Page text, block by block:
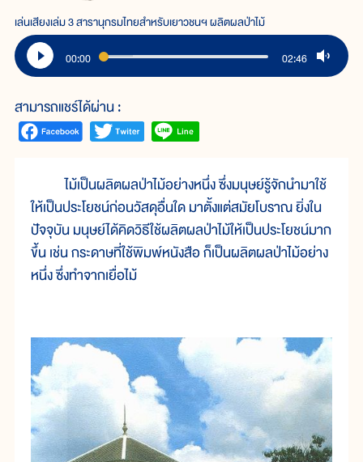
เล่นเสียงเล่ม 3 สารานุกรมไทยสำหรับเยาวชนฯ ผลิตผลป่าไม้
00:00 02:46
สามารถแชร์ได้ผ่าน :
ไม้เป็นผลิตผลป่าไม้อย่างหนึ่ง ซึ่งมนุษย์รู้จักนำมาใช้
ให้เป็นประโยชน์ก่อนวัสดุอื่นใด มาตั้งแต่สมัยโบราณ ยิ่งใน
ปัจจุบัน มนุษย์ได้คิดวิธีใช้ผลิตผลป่าไม้ให้เป็นประโยชน์มาก
ขึ้น เช่น กระดาษที่ใช้พิมพ์หนังสือ ก็เป็นผลิตผลป่าไม้อย่าง
หนึ่ง ซึ่งทำจากเยื่อไม้